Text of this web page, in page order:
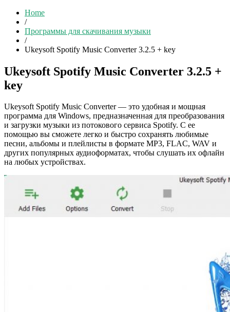
Home
/
Программы для скачивания музыки
/
Ukeysoft Spotify Music Converter 3.2.5 + key
Ukeysoft Spotify Music Converter 3.2.5 +
key
Ukeysoft Spotify Music Converter — это удобная и мощная
программа для Windows, предназначенная для преобразования
и загрузки музыки из потокового сервиса Spotify. С ее
помощью вы сможете легко и быстро сохранять любимые
песни, альбомы и плейлисты в формате MP3, FLAC, WAV и
других популярных аудиоформатах, чтобы слушать их офлайн
на любых устройствах.